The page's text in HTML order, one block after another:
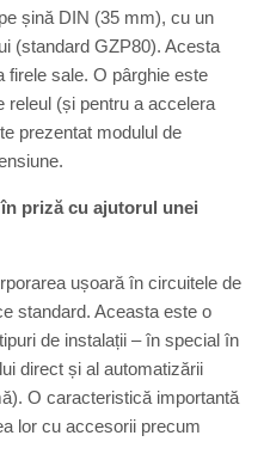
șină DIN (35 mm), cu un
(standard GZP80). Acesta
firele sale. O pârghie este
releul (și pentru a accelera
prezentat modulul de
priză cu ajutorul unei
ușoară în circuitele de
standard. Aceasta este o
de instalații – în special în
direct și al automatizării
O caracteristică importantă
lor cu accesorii precum